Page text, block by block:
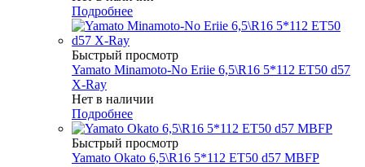
Подробнее
Быстрый просмотр
Yamato Minamoto-No Eriie 6,5\R16 5*112 ET50 d57
X-Ray
Нет в наличии
Подробнее
Быстрый просмотр
Yamato Okato 6,5\R16 5*112 ET50 d57 MBFP